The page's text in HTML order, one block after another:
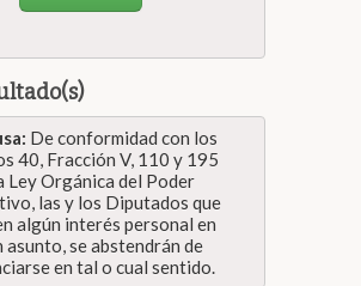
De conformidad con los
40, Fracción V, 110 y 195
Ley Orgánica del Poder
las y los Diputados que
algún interés personal en
asunto, se abstendrán de
en tal o cual sentido.